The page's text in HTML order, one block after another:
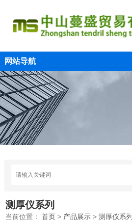
网站导航
测厚仪系列
当前位置：首页 > 产品展示 >测厚仪系列